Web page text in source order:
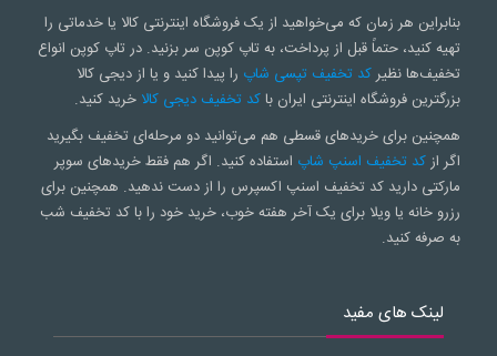
بنابراین هر زمان که می‌خواهید از یک فروشگاه اینترنتی کالا یا خدماتی را
تهیه کنید، حتماً قبل از پرداخت، به تاپ کوپن سر بزنید. در تاپ کوپن انواع
تخفیف‌ها نظیرکد تخفیف تپسی شاپ را پیدا کنید و یا از دیجی کالا
بزرگترین فروشگاه اینترنتی ایران باکد تخفیف دیجی کالا خرید کنید.
همچنین برای خریدهای قسطی هم می‌توانید دو مرحله‌ای تخفیف بگیرید
اگر ازکد تخفیف اسنپ شاپ استفاده کنید. اگر هم فقط خریدهای سوپر
مارکتی دارید کد تخفیف اسنپ اکسپرس را از دست ندهید. همچنین برای
رزرو خانه یا ویلا برای یک آخر هفته خوب، خرید خود را با کد تخفیف شب
به صرفه کنید.
لینک های مفید